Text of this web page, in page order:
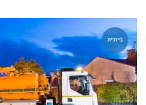
ביובית